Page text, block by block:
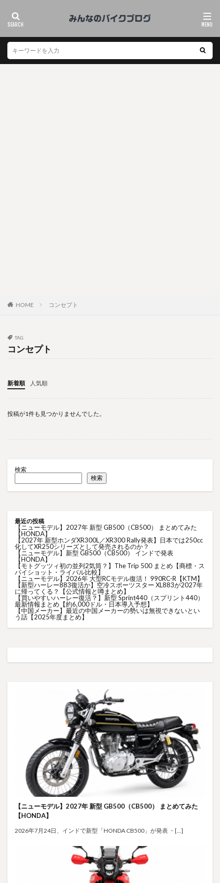
HOME コンセプト
TAG
コンセプト
新着順 人気順
投稿が1件も見つかりませんでした。
検索
検索
最近の投稿
【ニューモデル】2027年 新型 GB500（CB500） まとめてみた
【HONDA】
【2027年 新型ホンダXR300L／XR300 Rally発表】日本では250cc
化してXR250シリーズとして発売されるのか？
【ニューモデル】新型 GB500（CB500） インドで発表
【HONDA】
【モトグッツィ初の並列2気筒？】The Trip 500 まとめ【商標・ス
パイショット・ライバル比較】
【ニューモデル】2026年 大型RCモデル復活！ 990RC-R【KTM】
【新型ハーレー883復活か】空冷スポーツスター XL883が2027年
に帰ってくる？【公式情報と噂まとめ】
【買いやすいハーレー復活？】新型 Sprint440（スプリント440）
最新情報まとめ【約6,000ドル・日本導入予想】
【中国メーカー】最近の中国メーカーの勢いは無視できないとい
う話【2025年度まとめ】
【ニューモデル】2027年 新型 GB500（CB500） まとめてみた
【HONDA】
2026年7月24日、インドで新型「HONDA CB500」が発表 ・[…]